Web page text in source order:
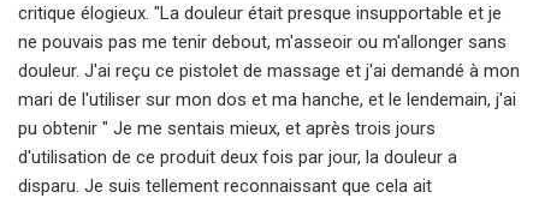
critique élogieux. "La douleur était presque insupportable et je
ne pouvais pas me tenir debout, m'asseoir ou m'allonger sans
douleur. J'ai reçu ce pistolet de massage et j'ai demandé à mon
mari de l'utiliser sur mon dos et ma hanche, et le lendemain, j'ai
pu obtenir " Je me sentais mieux, et après trois jours
d'utilisation de ce produit deux fois par jour, la douleur a
disparu. Je suis tellement reconnaissant que cela ait